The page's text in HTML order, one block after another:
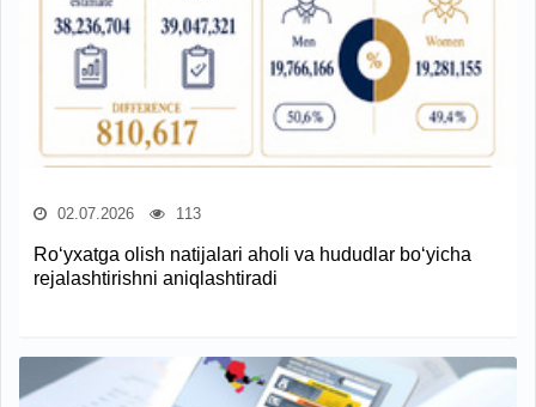
02.07.2026 113
Ro‘yxatga olish natijalari aholi va hududlar bo‘yicha
rejalashtirishni aniqlashtiradi